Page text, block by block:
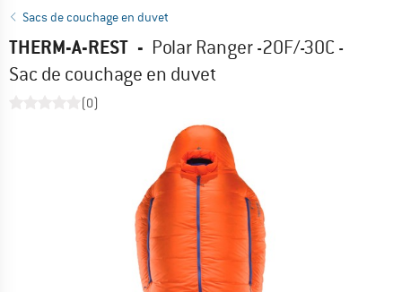
Sacs de couchage en duvet
THERM-A-REST - Polar Ranger -20F/-30C -
Sac de couchage en duvet
(0)